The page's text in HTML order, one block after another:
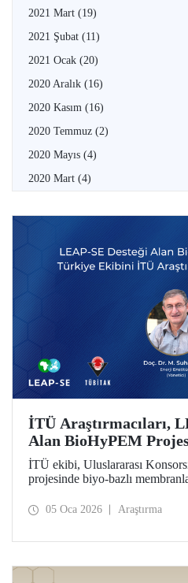
2021 Mart (19)
2021 Şubat (11)
2021 Ocak (20)
2020 Aralık (16)
2020 Kasım (16)
2020 Temmuz (2)
2020 Mayıs (4)
2020 Mart (4)
İTÜ Araştırmacıları,
Alan BioHyPEM
Ekibini Oluşturdu
İTÜ ekibi, Uluslararası
projesinde biyo-bazlı
05 Oca 2026 Araştırma